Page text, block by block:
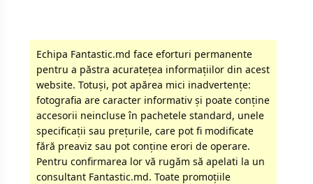
Echipa Fantastic.md face eforturi permanente
pentru a păstra acurateţea informaţiilor din acest
website. Totuși, pot apărea mici inadvertenţe:
fotografia are caracter informativ şi poate conţine
accesorii neincluse în pachetele standard, unele
specificaţii sau preţurile, care pot fi modificate
fără preaviz sau pot conţine erori de operare.
Pentru confirmarea lor vă rugăm să apelati la un
consultant Fantastic.md. Toate promoţiile